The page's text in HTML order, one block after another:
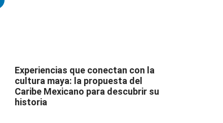
Experiencias que conectan con la
cultura maya: la propuesta del
Caribe Mexicano para descubrir su
historia